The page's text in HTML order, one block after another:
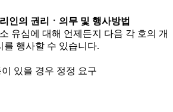
인의 권리ㆍ의무 및 행사방법
유심에 대해 언제든지 다음 각 호의 개
를 행사할 수 있습니다.
있을 경우 정정 요구